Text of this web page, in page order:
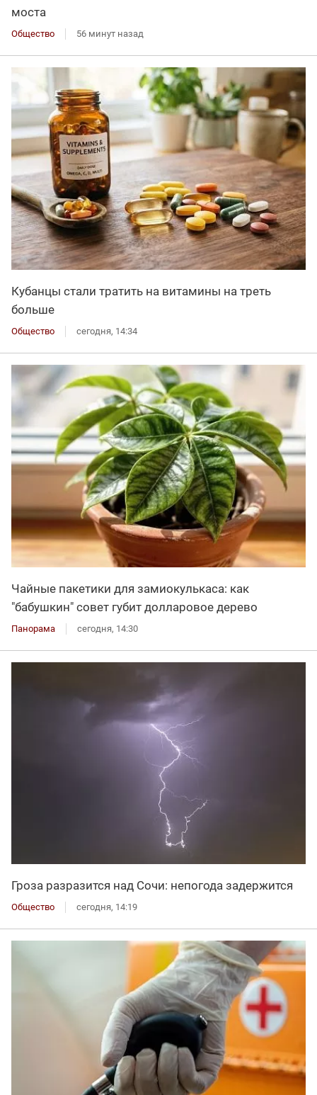
моста
Общество 56 минут назад
Кубанцы стали тратить на витамины на треть
больше
Общество сегодня, 14:34
Чайные пакетики для замиокулькаса: как
"бабушкин" совет губит долларовое дерево
Панорама сегодня, 14:30
Гроза разразится над Сочи: непогода задержится
Общество сегодня, 14:19